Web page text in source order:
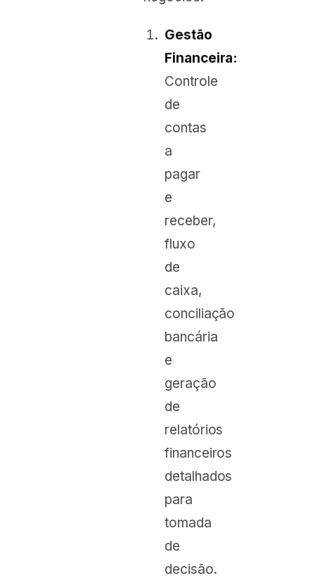
Gestão
Financeira:
Controle
de
contas
a
pagar
e
receber,
fluxo
de
caixa,
conciliação
bancária
e
geração
de
relatórios
financeiros
detalhados
para
tomada
de
decisão.